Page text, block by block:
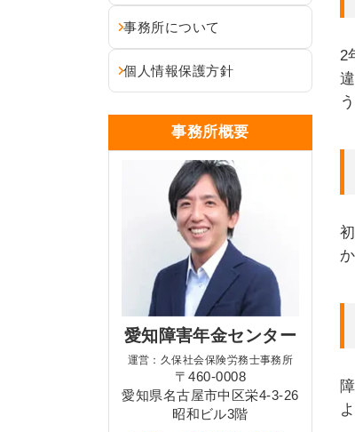
事務所について
個人情報保護方針
事務所概要
愛知障害年金センター
運営：久保社会保険労務士事務所
〒460-0008
愛知県名古屋市中区栄4-3-26
昭和ビル3階
2